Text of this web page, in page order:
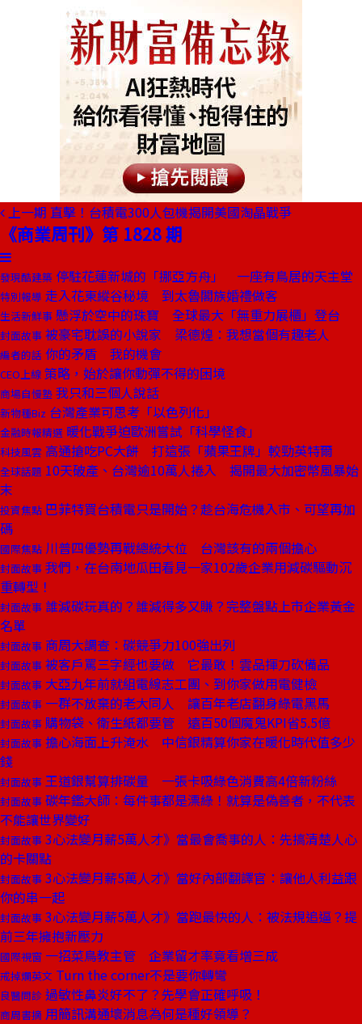
上一期 直擊！台積電300人包機揭開美國淘晶戰爭
《商業周刊》第 1828 期
發現酷建築 停駐花蓮新城的「挪亞方舟」 一座有鳥居的天主堂
特別報導 走入花東縱谷秘境 到太魯閣族婚禮做客
生活新鮮事 懸浮於空中的珠寶 全球最大「無重力展櫃」登台
封面故事 被豪宅耽誤的小說家 梁德煌：我想當個有趣老人
編者的話 你的矛盾 我的機會
CEO上線 策略，始於讓你動彈不得的困境
商場自慢塾 我只和三個人說話
新物種Biz 台灣產業可思考「以色列化」
金融時報精選 暖化戰爭迫歐洲嘗試「科學怪食」
科技風雲 高通搶吃PC大餅 打這張「蘋果王牌」較勁英特爾
全球話題 10天破產、台灣逾10萬人捲入 揭開最大加密幣風暴始
末
投資焦點 巴菲特買台積電只是開始？趁台海危機入市、可望再加
碼
國際焦點 川普四優勢再戰總統大位 台灣該有的兩個擔心
封面故事 我們，在台南地瓜田看見一家102歲企業用減碳驅動沉
重轉型！
封面故事 誰減碳玩真的？誰減得多又賺？完整盤點上市企業黃金
名單
封面故事 商周大調查：碳競爭力100強出列
封面故事 被客戶罵三字經也要做 它最敢！雲品揮刀砍備品
封面故事 大亞九年前就組電線志工團、到你家做用電健檢
封面故事 一群不放棄的老大同人 讓百年老店翻身綠電黑馬
封面故事 購物袋、衛生紙都要管 遠百50個魔鬼KPI省5.5億
封面故事 擔心海面上升淹水 中信銀精算你家在暖化時代值多少
錢
封面故事 王道銀幫算排碳量 一張卡吸綠色消費高4倍新粉絲
封面故事 碳年鑑大師：每件事都是漂綠！就算是偽善者，不代表
不能讓世界變好
封面故事 3心法變月薪5萬人才》當最會喬事的人：先搞清楚人心
的卡關點
封面故事 3心法變月薪5萬人才》當好內部翻譯官：讓他人利益跟
你的串一起
封面故事 3心法變月薪5萬人才》當跑最快的人：被法規追逼？提
前三年擁抱新壓力
國際視窗 一招菜鳥教主管 企業留才率竟看增三成
戒掉爛英文 Turn the corner不是要你轉彎
良醫問診 過敏性鼻炎好不了？先學會正確呼吸！
商周書摘 用簡訊溝通壞消息為何是種好領導？